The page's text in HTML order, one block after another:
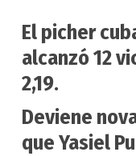
El picher
alcanzó 12
2,19.
Deviene
que Yasiel